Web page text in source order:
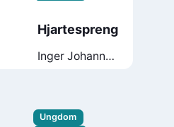
Hjartespreng
Inger Johanne
Ungdom